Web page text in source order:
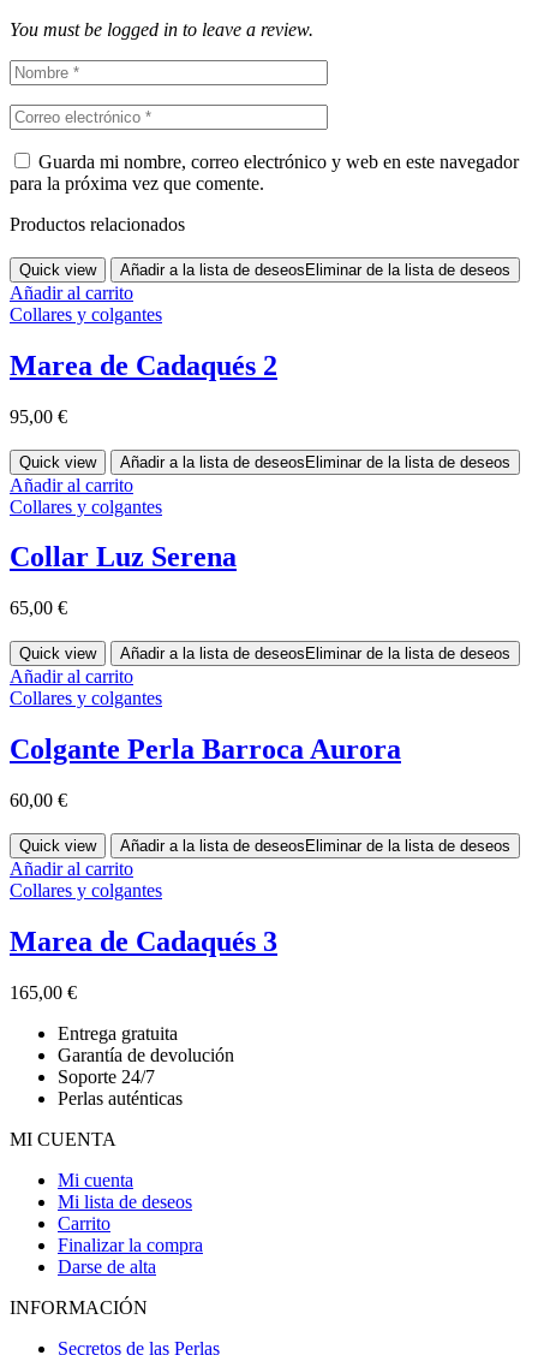
You must be logged in to leave a review.
Guarda mi nombre, correo electrónico y web en este navegador
para la próxima vez que comente.
Productos relacionados
Quick view Añadir a la lista de deseosEliminar de la lista de deseos
Añadir al carrito
Collares y colgantes
Marea de Cadaqués 2
95,00 €
Quick view Añadir a la lista de deseosEliminar de la lista de deseos
Añadir al carrito
Collares y colgantes
Collar Luz Serena
65,00 €
Quick view Añadir a la lista de deseos Eliminar de la lista de deseos
Añadir al carrito
Collares y colgantes
Colgante Perla Barroca Aurora
60,00 €
Quick view Añadir a la lista de deseos Eliminar de la lista de deseos
Añadir al carrito
Collares y colgantes
Marea de Cadaqués 3
165,00 €
Entrega gratuita
Garantía de devolución
Soporte 24/7
Perlas auténticas
MI CUENTA
Mi cuenta
Mi lista de deseos
Carrito
Finalizar la compra
Darse de alta
INFORMACIÓN
Secretos de las Perlas